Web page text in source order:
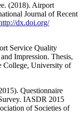
(2018). Airport
Journal of Recent
dx.doi.org/
Service Quality
Impression. Thesis,
College, University of
Questionnaire
IASDR 2015
of Societies of